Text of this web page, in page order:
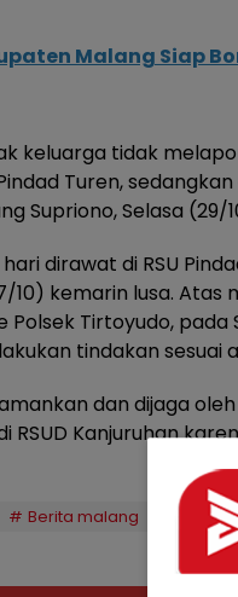
Malang Siap
keluarga tidak
Turen,
Supriono, Selasa (29/
dirawat di RSU
10) kemarin lusa. Atas
Tirtoyudo, pada
tindakan sesuai
dan dijaga
RSUD Kanjuruhan
Berita malang